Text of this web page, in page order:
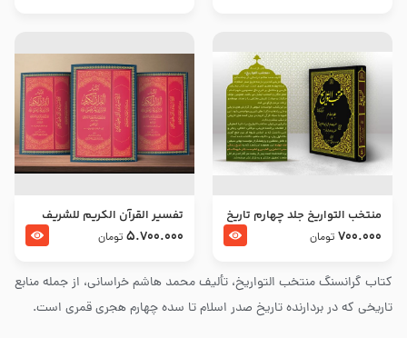
کتاب گرانسنگ منتخب التواريخ، تألیف محمد هاشم خراسانی، از جمله منابع
تاریخی که در بردارنده تاریخ صدر اسلام تا سده چهارم هجری قمری است.
منتخب التواریخ جلد چهارم تاریخ
امام زین العابدین و امام محمد
700.000 تومان
تفسير القرآن الكريم للشريف
المرتضي قدس سرّه
5.700.000 تومان